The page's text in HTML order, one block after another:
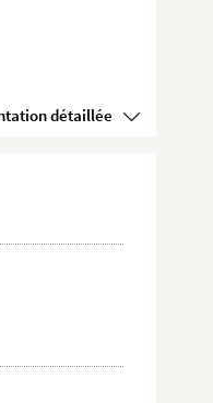
Voir la présentation détaillée